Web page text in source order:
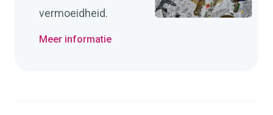
vermoeidheid.
Meer informatie